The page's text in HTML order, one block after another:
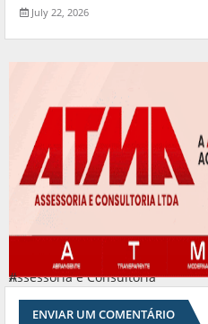
July 22, 2026
Assessoria e Consultoria
#
ENVIAR UM COMENTÁRIO